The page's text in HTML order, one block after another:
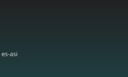
es-asi